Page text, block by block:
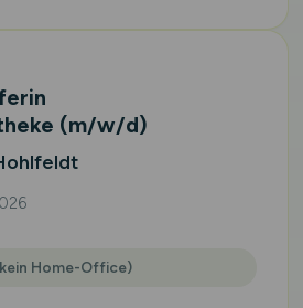
(m/w/d)
Home-Office)